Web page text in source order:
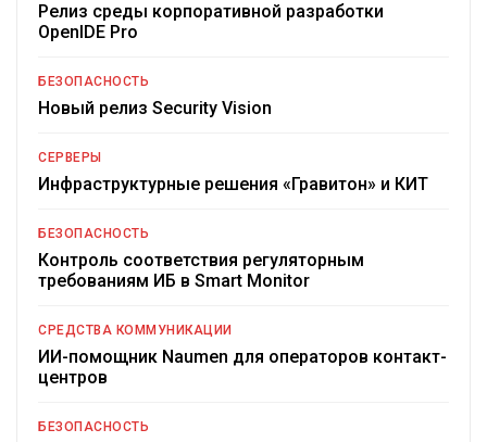
Релиз среды корпоративной разработки
OpenIDE Pro
БЕЗОПАСНОСТЬ
Новый релиз Security Vision
СЕРВЕРЫ
Инфраструктурные решения «Гравитон» и КИТ
БЕЗОПАСНОСТЬ
Контроль соответствия регуляторным
требованиям ИБ в Smart Monitor
СРЕДСТВА КОММУНИКАЦИИ
ИИ-помощник Naumen для операторов контакт-
центров
БЕЗОПАСНОСТЬ